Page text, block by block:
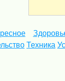
Техника